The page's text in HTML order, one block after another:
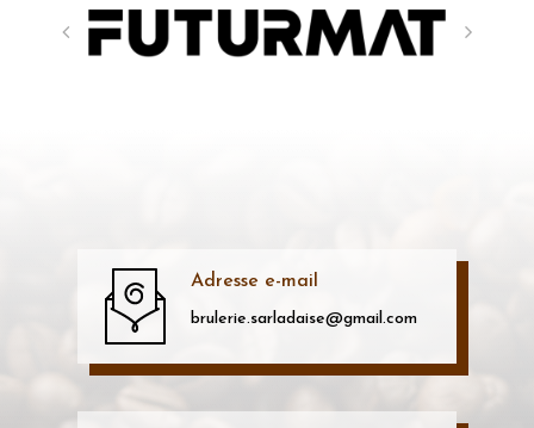
Adresse e-mail
brulerie.sarladaise@gmail.com